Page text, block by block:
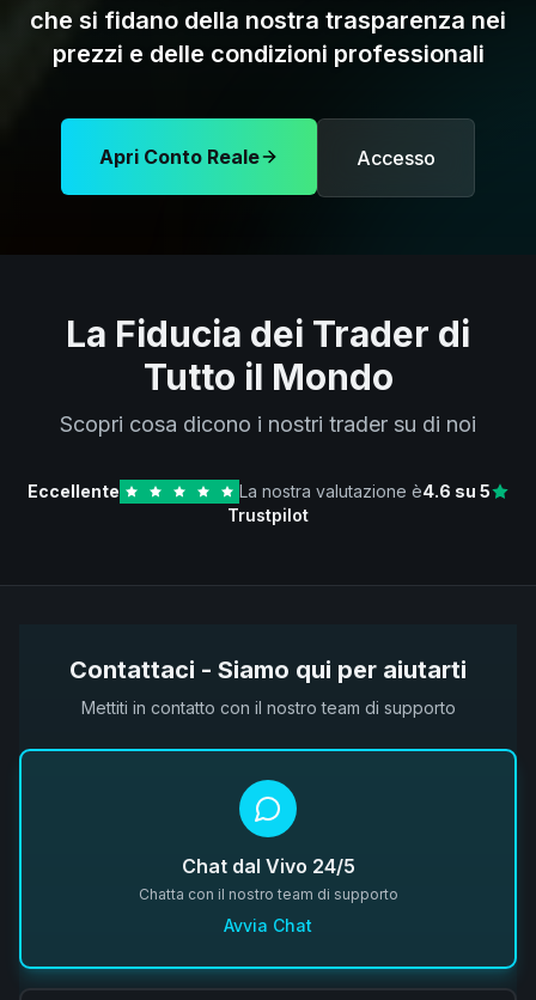
che si fidano della nostra trasparenza nei
prezzi e delle condizioni professionali
Apri Conto Reale Accesso
La Fiducia dei Trader di
Tutto il Mondo
Scopri cosa dicono i nostri trader su di noi
Eccellente La nostra valutazione è4.6 su 5
Trustpilot
Contattaci - Siamo qui per aiutarti
Mettiti in contatto con il nostro team di supporto
Chat dal Vivo 24/5
Chatta con il nostro team di supporto
Avvia Chat